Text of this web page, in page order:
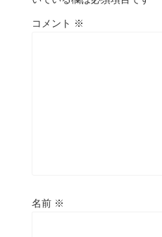
コメント ※
名前 ※